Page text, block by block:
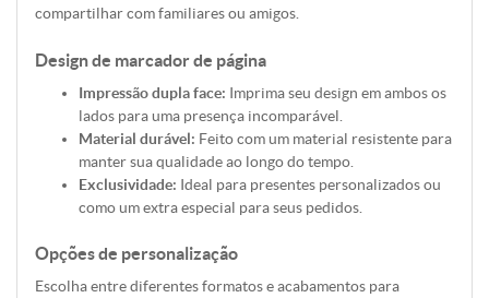
compartilhar com familiares ou amigos.
Design de marcador de página
Impressão dupla face: Imprima seu design em ambos os
lados para uma presença incomparável.
Material durável: Feito com um material resistente para
manter sua qualidade ao longo do tempo.
Exclusividade: Ideal para presentes personalizados ou
como um extra especial para seus pedidos.
Opções de personalização
Escolha entre diferentes formatos e acabamentos para